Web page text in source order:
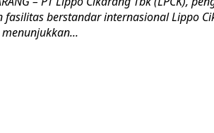
fasilitas berstandar internasional Lippo